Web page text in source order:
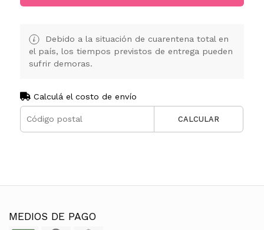
Debido a la situación de cuarentena total en
el país, los tiempos previstos de entrega pueden
sufrir demoras.
Calculá el costo de envío
CALCULAR
MEDIOS DE PAGO